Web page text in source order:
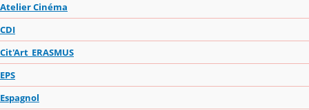
Atelier Cinéma
CDI
Cit'Art_ERASMUS
EPS
Espagnol